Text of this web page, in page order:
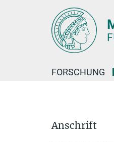
FORSCHUNG
Anschrift